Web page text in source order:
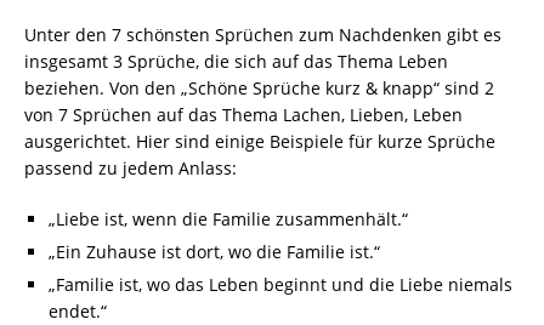
Unter den 7 schönsten Sprüchen zum Nachdenken gibt es
insgesamt 3 Sprüche, die sich auf das Thema Leben
beziehen. Von den „Schöne Sprüche kurz & knapp“ sind 2
von 7 Sprüchen auf das Thema Lachen, Lieben, Leben
ausgerichtet. Hier sind einige Beispiele für kurze Sprüche
passend zu jedem Anlass:
„Liebe ist, wenn die Familie zusammenhält.“
„Ein Zuhause ist dort, wo die Familie ist.“
„Familie ist, wo das Leben beginnt und die Liebe niemals
endet.“